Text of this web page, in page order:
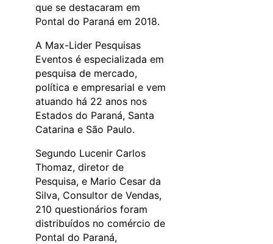
que se destacaram em
Pontal do Paraná em 2018.
A Max-Lider Pesquisas
Eventos é especializada em
pesquisa de mercado,
política e empresarial e vem
atuando há 22 anos nos
Estados do Paraná, Santa
Catarina e São Paulo.
Segundo Lucenir Carlos
Thomaz, diretor de
Pesquisa, e Mario Cesar da
Silva, Consultor de Vendas,
210 questionários foram
distribuídos no comércio de
Pontal do Paraná,